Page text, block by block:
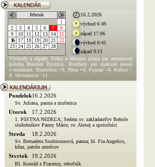
február
1
2
3 4 5 6 7
8
9
10 11 12 13 14
15
16
17 18 19 20 21
22
23 24 25 26 27 28
16.2.2026
východ 6:49
západ 17:06
východ 0:41
západ 9:11
Východy a západy Slnka a Mesiaca platia pre zemepisnú
polohu Banskej Bystrice. Rozdiely pre niektoré mestá
v minútach: Bratislava +9, Nitra +4, Poprad –4, Košice –
8, Michalovce –11.
Pondelok16.2.2026
Sv. Juliana, panna a mučenica
Utorok 17.2.2026
1. PôSTNA NEDEĽA; Sedem sv. zakladateľov Rehole
služobníkov Panny Márie; sv. Alexej a spoločníci
Streda 18.2.2026
Sv. Bernadeta Soubirousová, panna; bl. Fra Angelico,
kňaz, patrón umelcov
Stvrtok 19.2.2026
Bl. Konrád z Piacenzy, rehoľník